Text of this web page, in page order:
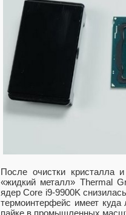
После очистки кристалла
«жидкий металл» Thermal
ядер Core i9-9900K
термоинтерфейс имеет
пайке в промышленных